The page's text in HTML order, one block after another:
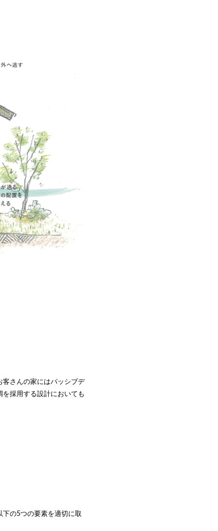
さんの家にはパッシブデ
採用する設計においても
の5つの要素を適切に取